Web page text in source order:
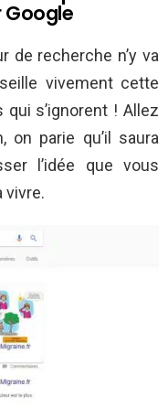
de recherche n’y va
vivement cette
s’ignorent ! Allez
on parie qu’il saura
l’idée que vous
vivre.